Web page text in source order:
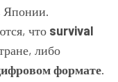
Японии.
что survival
либо
формате.